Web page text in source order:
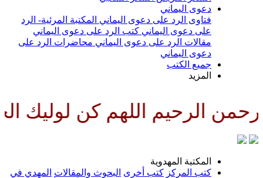
دعوى اليماني
فتاوى الرد على دعوى اليماني المكتبة المرئية- الرد
على دعوى اليماني كتب الرد على دعوى اليماني
مقالات الرد على دعوى اليماني محاضرات الرد على
دعوى اليماني
جميع الكتب
المزيد
الرحيم اللهم كن لوليك
المكتبة المهدوية
كتب المركز كتب أخرى البحوث والمقالات المهدي في